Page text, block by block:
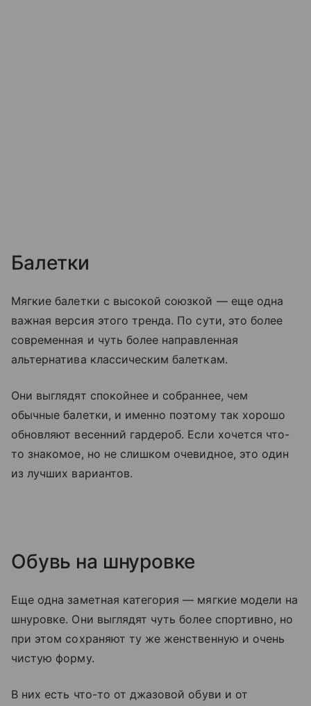
Балетки
Мягкие балетки с высокой союзкой — еще одна
важная версия этого тренда. По сути, это более
современная и чуть более направленная
альтернатива классическим балеткам.
Они выглядят спокойнее и собраннее, чем
обычные балетки, и именно поэтому так хорошо
обновляют весенний гардероб. Если хочется что-
то знакомое, но не слишком очевидное, это один
из лучших вариантов.
Обувь на шнуровке
Еще одна заметная категория — мягкие модели на
шнуровке. Они выглядят чуть более спортивно, но
при этом сохраняют ту же женственную и очень
чистую форму.
В них есть что-то от джазовой обуви и от